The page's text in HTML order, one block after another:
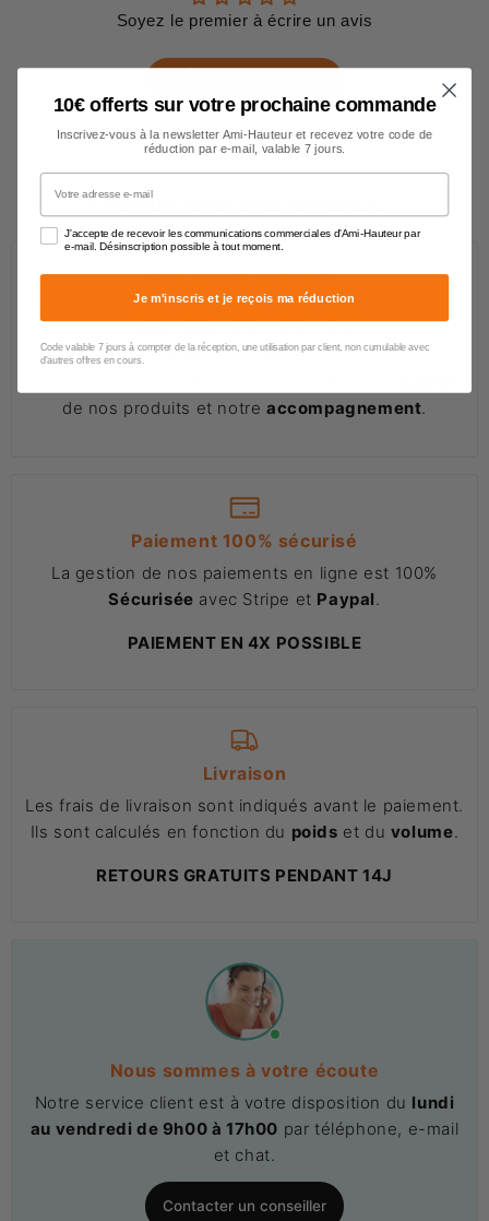
Soyez le premier à écrire un avis
Pourquoi nous faire confiance ?
Des clients satisfaits
4.6/5(651 avis)
de nos produits et notre accompagnement.
Paiement 100% sécurisé
La gestion de nos paiements en ligne est 100%
Sécurisée avec Stripe et Paypal.
PAIEMENT EN 4X POSSIBLE
Livraison
Les frais de livraison sont indiqués avant le paiement.
Ils sont calculés en fonction du poids et du volume.
RETOURS GRATUITS PENDANT 14J
Nous sommes à votre écoute
Notre service client est à votre disposition du lundi
au vendredi de 9h00 à 17h00 par téléphone, e-mail
et chat.
Contacter un conseiller
10€ offerts sur votre prochaine commande
Inscrivez-vous à la newsletter Ami-Hauteur et recevez votre code de
réduction par e-mail, valable 7 jours.
Votre adresse e-mail
J'accepte de recevoir les communications commerciales d'Ami-Hauteur par
e-mail. Désinscription possible à tout moment.
Je m'inscris et je reçois ma réduction
Code valable 7 jours à compter de la réception, une utilisation par client, non cumulable avec
d'autres offres en cours.